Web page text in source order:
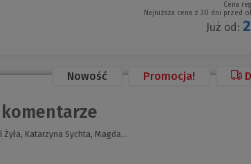
Cena
Najniższa cena z 30 dni przed
Już od:
Nowość Promocja!
komentarze
Katarzyna Sychta, Magda...